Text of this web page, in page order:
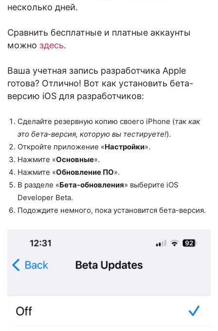
несколько дней.
Сравнить бесплатные и платные аккаунты
можно здесь.
Ваша учетная запись разработчика Apple
готова? Отлично! Вот как установить бета-
версию iOS для разработчиков:
Сделайте резервную копию своего iPhone (так как
это бета-версия, которую вы тестируете!).
Откройте приложение «Настройки».
Нажмите «Основные».
Нажмите «Обновление ПО».
В разделе «Бета-обновления» выберите iOS
Developer Beta.
Подождите немного, пока установится бета-версия.